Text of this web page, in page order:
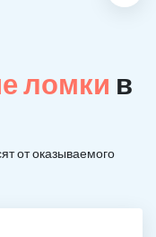
ломки в
от оказываемого